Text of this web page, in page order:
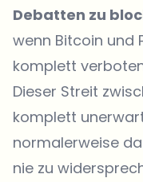
Debatten zu
wenn Bitcoin und
komplett
Dieser Streit
komplett
normalerweise
nie zu